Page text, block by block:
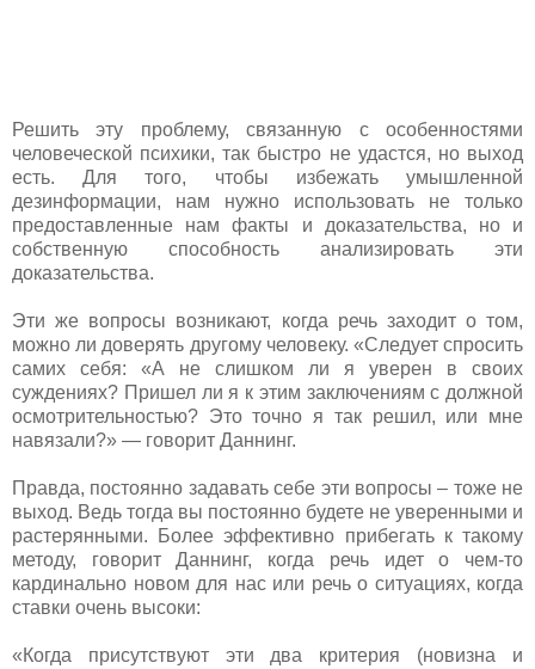
Решить эту проблему, связанную с особенностями
человеческой психики, так быстро не удастся, но выход
есть. Для того, чтобы избежать умышленной
дезинформации, нам нужно использовать не только
предоставленные нам факты и доказательства, но и
собственную способность анализировать эти
доказательства.
Эти же вопросы возникают, когда речь заходит о том,
можно ли доверять другому человеку. «Следует спросить
самих себя: «А не слишком ли я уверен в своих
суждениях? Пришел ли я к этим заключениям с должной
осмотрительностью? Это точно я так решил, или мне
навязали?» — говорит Даннинг.
Правда, постоянно задавать себе эти вопросы – тоже не
выход. Ведь тогда вы постоянно будете не уверенными и
растерянными. Более эффективно прибегать к такому
методу, говорит Даннинг, когда речь идет о чем-то
кардинально новом для нас или речь о ситуациях, когда
ставки очень высоки:
«Когда присутствуют эти два критерия (новизна и